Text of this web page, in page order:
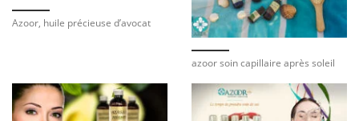
Azoor, huile précieuse d’avocat
azoor soin capillaire après soleil